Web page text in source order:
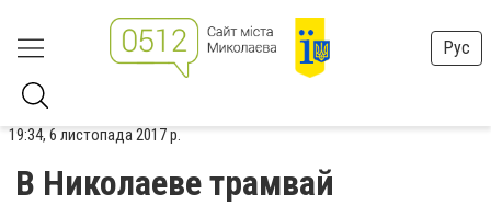
Рус
19:34, 6 листопада 2017 р.
В Николаеве трамвай